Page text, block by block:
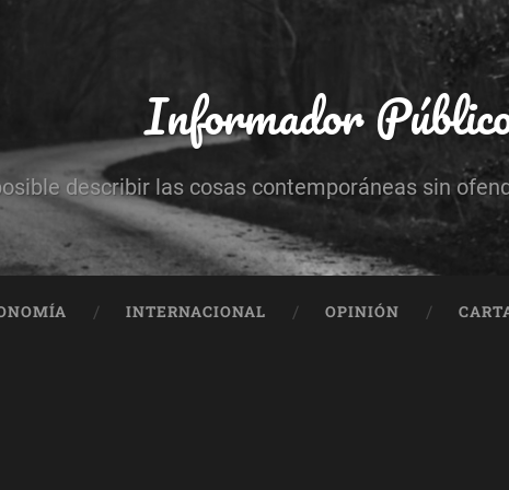
Informador
describir las cosas contemporáneas sin
INTERNACIONAL OPINIÓN